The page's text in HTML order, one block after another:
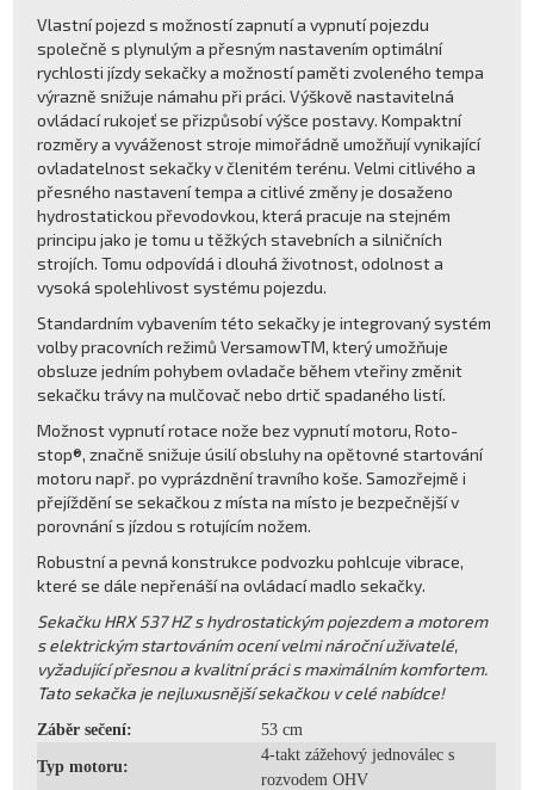
Vlastní pojezd s možností zapnutí a vypnutí pojezdu
společně s plynulým a přesným nastavením optimální
rychlosti jízdy sekačky a možností paměti zvoleného tempa
výrazně snižuje námahu při práci. Výškově nastavitelná
ovládací rukojeť se přizpůsobí výšce postavy. Kompaktní
rozměry a vyváženost stroje mimořádně umožňují vynikající
ovladatelnost sekačky v členitém terénu. Velmi citlivého a
přesného nastavení tempa a citlivé změny je dosaženo
hydrostatickou převodovkou, která pracuje na stejném
principu jako je tomu u těžkých stavebních a silničních
strojích. Tomu odpovídá i dlouhá životnost, odolnost a
vysoká spolehlivost systému pojezdu.
Standardním vybavením této sekačky je integrovaný systém
volby pracovních režimů VersamowTM, který umožňuje
obsluze jedním pohybem ovladače během vteřiny změnit
sekačku trávy na mulčovač nebo drtič spadaného listí.
Možnost vypnutí rotace nože bez vypnutí motoru, Roto-
stop®, značně snižuje úsilí obsluhy na opětovné startování
motoru např. po vyprázdnění travního koše. Samozřejmě i
přejíždění se sekačkou z místa na místo je bezpečnější v
porovnání s jízdou s rotujícím nožem.
Robustní a pevná konstrukce podvozku pohlcuje vibrace,
které se dále nepřenáší na ovládací madlo sekačky.
Sekačku HRX 537 HZ s hydrostatickým pojezdem a motorem
s elektrickým startováním ocení velmi nároční uživatelé,
vyžadující přesnou a kvalitní práci s maximálním komfortem.
Tato sekačka je nejluxusnější sekačkou v celé nabídce!
Záběr sečení: 53 cm
Typ motoru:
4-takt zážehový jednoválec s
rozvodem OHV